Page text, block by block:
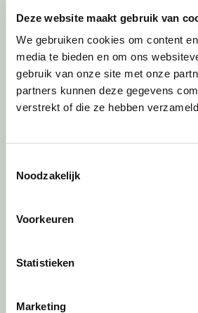
Deze website maakt gebruik van
We gebruiken cookies om content
media te bieden en om ons
gebruik van onze site met onze
partners kunnen deze gegevens
verstrekt of die ze hebben
Noodzakelijk
Voorkeuren
Statistieken
Marketing
Circulair inrichten
Wat is circulair inrichten?
Sociaal en circulair ondernemen
Duurzaamheid in onze showrooms
Tweede Leven Lijst
Wat is een EPD?
Individueel werken